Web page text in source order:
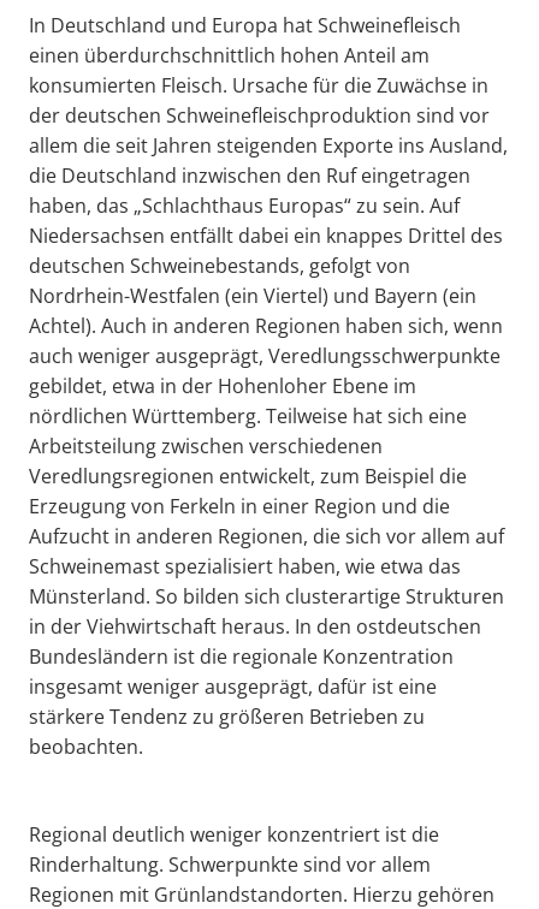
In Deutschland und Europa hat Schweinefleisch
einen überdurchschnittlich hohen Anteil am
konsumierten Fleisch. Ursache für die Zuwächse in
der deutschen Schweinefleischproduktion sind vor
allem die seit Jahren steigenden Exporte ins Ausland,
die Deutschland inzwischen den Ruf eingetragen
haben, das „Schlachthaus Europas“ zu sein. Auf
Niedersachsen entfällt dabei ein knappes Drittel des
deutschen Schweinebestands, gefolgt von
Nordrhein-Westfalen (ein Viertel) und Bayern (ein
Achtel). Auch in anderen Regionen haben sich, wenn
auch weniger ausgeprägt, Veredlungsschwerpunkte
gebildet, etwa in der Hohenloher Ebene im
nördlichen Württemberg. Teilweise hat sich eine
Arbeitsteilung zwischen verschiedenen
Veredlungsregionen entwickelt, zum Beispiel die
Erzeugung von Ferkeln in einer Region und die
Aufzucht in anderen Regionen, die sich vor allem auf
Schweinemast spezialisiert haben, wie etwa das
Münsterland. So bilden sich clusterartige Strukturen
in der Viehwirtschaft heraus. In den ostdeutschen
Bundesländern ist die regionale Konzentration
insgesamt weniger ausgeprägt, dafür ist eine
stärkere Tendenz zu größeren Betrieben zu
beobachten.
Regional deutlich weniger konzentriert ist die
Rinderhaltung. Schwerpunkte sind vor allem
Regionen mit Grünlandstandorten. Hierzu gehören